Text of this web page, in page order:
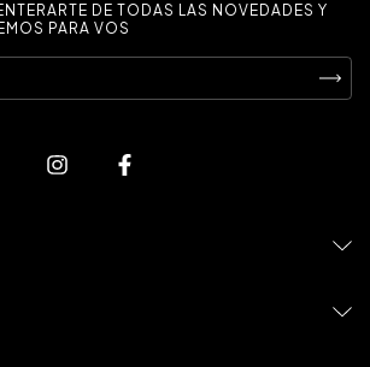
DE TODAS LAS NOVEDADES Y
PARA VOS